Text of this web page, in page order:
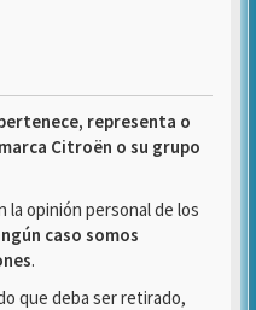
representa o
Citroën o su grupo
la opinión personal de los
caso somos
.
que deba ser retirado,